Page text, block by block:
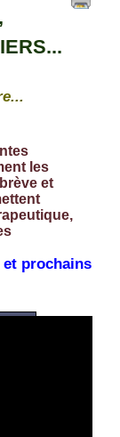
les
et
prochains